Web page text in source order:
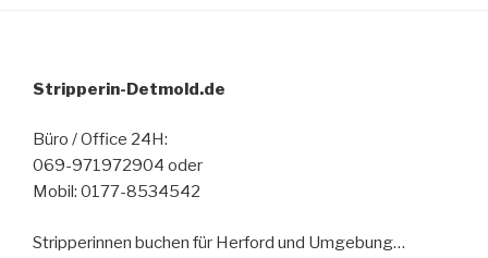
Stripperin-Detmold.de
Büro / Office 24H:
069-971972904 oder
Mobil: 0177-8534542
Stripperinnen buchen für Herford und Umgebung…